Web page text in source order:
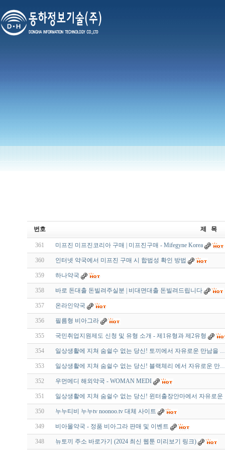
번호 제 목
361 미프진 미프진코리아 구매 | 미프진구매 - Mifegyne Korea
360 인터넷 약국에서 미프진 구매 시 합법성 확인 방법
359 하나약국
358 바로 돈대출 돈빌려주실분 | 비대면대출 돈빌려드립니다
357 온라인약국
356 필름형 비아그라
355 국민취업지원제도 신청 및 유형 소개 - 제1유형과 제2유형
354 일상생활에 지쳐 숨쉴수 없는 당신! 토끼에서 자유로운 만남을
353 일상생활에 지쳐 숨쉴수 없는 당신! 블랙체리 에서 자유로운 만
352 우먼메디 해외약국 - WOMAN MEDI
351 일상생활에 지쳐 숨쉴수 없는 당신! 윈터출장안마에서 자유로
350 누누티비 누누tv noonoo.tv 대체 사이트
349 비아몰약국 - 정품 비아그라 판매 및 이벤트
348 뉴토끼 주소 바로가기 (2024 최신 웹툰 미리보기 링크)